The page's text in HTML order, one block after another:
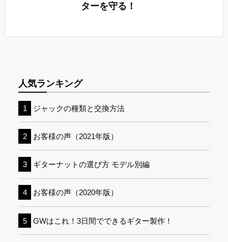
ターを守る！
人気ランキング
ジャックの種類と交換方法
お客様の声（2021年版）
ギターナットの選び方 モデル別編
お客様の声（2020年版）
GWはこれ！3日間でできるギター製作！